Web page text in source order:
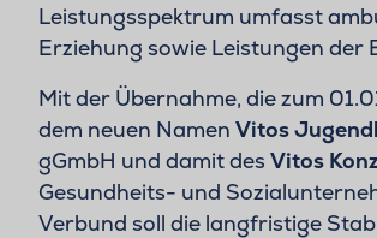
Leistungsspektrum umfasst
Erziehung sowie Leistungen der
Mit der Übernahme, die zum
dem neuen Namen Vitos
gGmbH und damit des Vitos
Gesundheits- und
Verbund soll die langfristige